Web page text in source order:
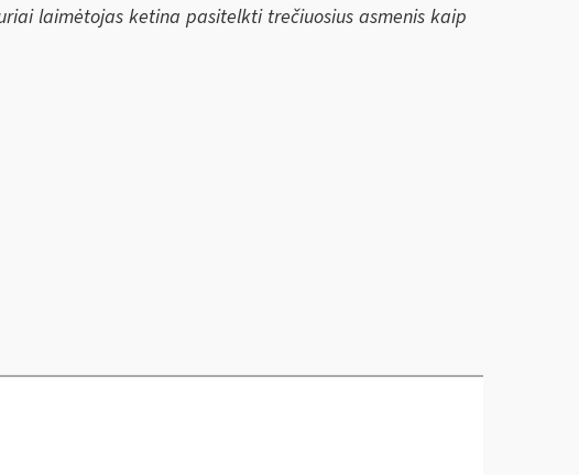
laimėtojas ketina pasitelkti trečiuosius asmenis kaip